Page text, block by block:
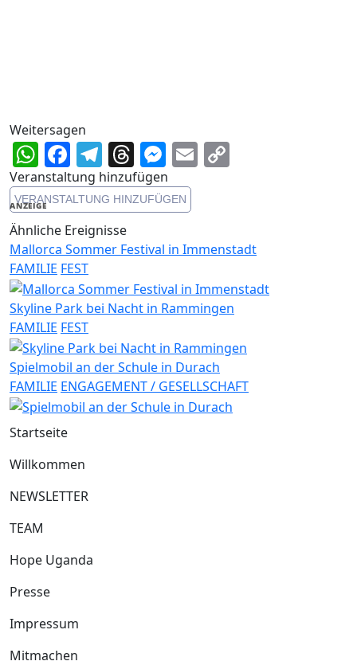
Weitersagen
WhatsApp
Facebook
Telegram
Threads
Messenger
Email
Veranstaltung hinzufügen
VERANSTALTUNG HINZUFÜGEN
ANZEIGE
Ähnliche Ereignisse
Mallorca Sommer Festival in Immenstadt
FAMILIE FEST
Skyline Park bei Nacht in Rammingen
FAMILIE FEST
Spielmobil an der Schule in Durach
FAMILIE ENGAGEMENT / GESELLSCHAFT
Startseite
Willkommen
NEWSLETTER
TEAM
Hope Uganda
Presse
Impressum
Mitmachen